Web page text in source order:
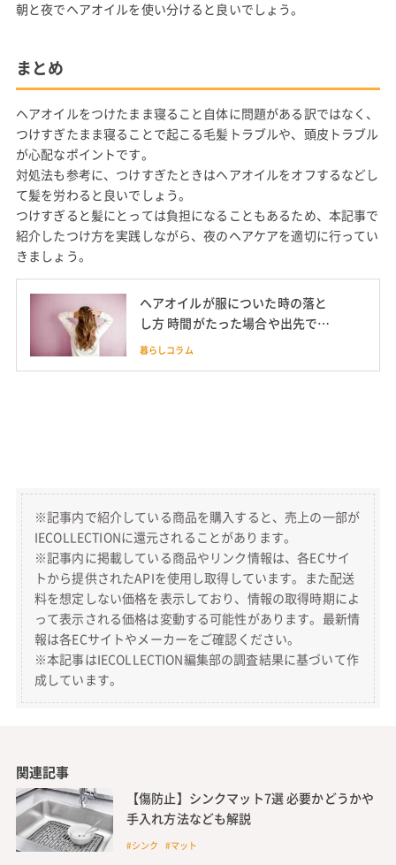
朝と夜でヘアオイルを使い分けると良いでしょう。
まとめ
ヘアオイルをつけたまま寝ること自体に問題がある訳ではなく、
つけすぎたまま寝ることで起こる毛髪トラブルや、頭皮トラブル
が心配なポイントです。
対処法も参考に、つけすぎたときはヘアオイルをオフするなどし
て髪を労わると良いでしょう。
つけすぎると髪にとっては負担になることもあるため、本記事で
紹介したつけ方を実践しながら、夜のヘアケアを適切に行ってい
きましょう。
ヘアオイルが服についた時の落と
し方 時間がたった場合や出先での
応急処置も
暮らしコラム
※記事内で紹介している商品を購入すると、売上の一部が
IECOLLECTIONに還元されることがあります。
※記事内に掲載している商品やリンク情報は、各ECサイ
トから提供されたAPIを使用し取得しています。また配送
料を想定しない価格を表示しており、情報の取得時期によ
って表示される価格は変動する可能性があります。最新情
報は各ECサイトやメーカーをご確認ください。
※本記事はIECOLLECTION編集部の調査結果に基づいて作
成しています。
関連記事
【傷防止】シンクマット7選 必要かどうかや
手入れ方法なども解説
#シンク #マット